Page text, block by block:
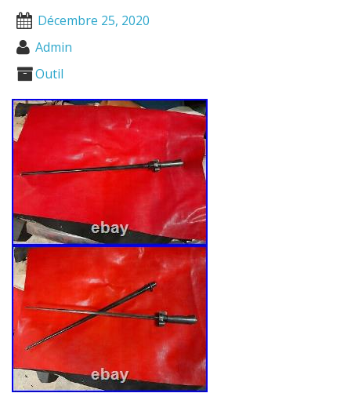
Décembre 25, 2020
Admin
Outil